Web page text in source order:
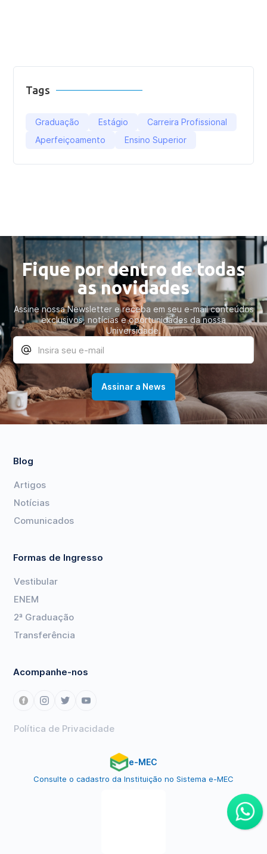
Tags
Graduação Estágio
Carreira Profissional
Aperfeiçoamento
Ensino Superior
Fique por dentro de todas
as novidades
Assine nossa Newsletter e receba em seu e-mail conteúdos
exclusivos, notícias e oportunidades da nossa
Universidade.
Blog
Artigos
Notícias
Comunicados
Formas de Ingresso
Vestibular
ENEM
2ª Graduação
Transferência
Acompanhe-nos
Política de Privacidade
e-MEC
Consulte o cadastro da Instituição no Sistema e-MEC